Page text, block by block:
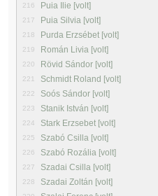
216 Puia Ilie [volt]
217 Puia Silvia [volt]
218 Purda Erzsébet [volt]
219 Román Livia [volt]
220 Rövid Sándor [volt]
221 Schmidt Roland [volt]
222 Soós Sándor [volt]
223 Stanik István [volt]
224 Stark Erzsebet [volt]
225 Szabó Csilla [volt]
226 Szabó Rozália [volt]
227 Szadai Csilla [volt]
228 Szadai Zoltán [volt]